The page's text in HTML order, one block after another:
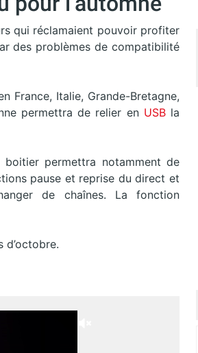
qui réclamaient pouvoir profiter
des problèmes de compatibilité
France, Italie, Grande-Bretagne,
permettra de relier enUSB la
permettra notamment de
pause et reprise du direct et
de chaînes. La fonction
d’octobre.